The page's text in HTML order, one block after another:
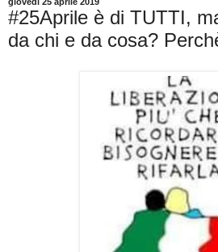
#25Aprile è di TUTTI,
da chi e da cosa?